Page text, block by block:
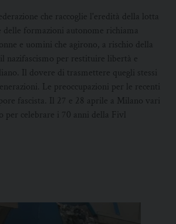
che raccoglie l'eredità della lotta
delle formazioni autonome richiama
e uomini che agirono, a rischio della
nazifascismo per restituire libertà e
Il dovere di trasmettere quegli stessi
Le preoccupazioni per le recenti
fascista. Il 27 e 28 aprile a Milano vari
per celebrare i 70 anni della Fivl